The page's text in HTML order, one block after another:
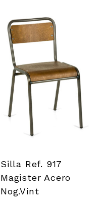
Silla Ref. 917
Magister Acero
Nog.Vint